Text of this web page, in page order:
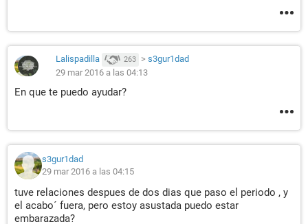
Lalispadilla 263 > s3gur1dad
29 mar 2016 a las 04:13
En que te puedo ayudar?
s3gur1dad
29 mar 2016 a las 04:15
tuve relaciones despues de dos dias que paso el periodo , y
el acabo´ fuera, pero estoy asustada puedo estar
embarazada?